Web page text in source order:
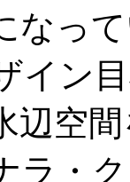
なっ
イン
辺空
ラ・